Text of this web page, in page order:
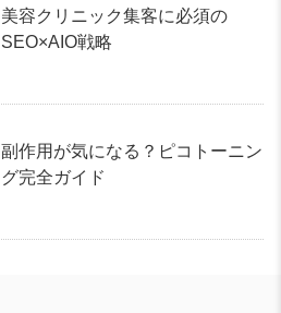
美容クリニック集客に必須の
SEO×AIO戦略
副作用が気になる？ピコトーニン
グ完全ガイド